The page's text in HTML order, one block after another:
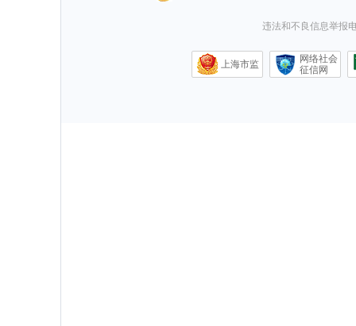
违法和不良信息举报
上海市监
网络社会
征信网